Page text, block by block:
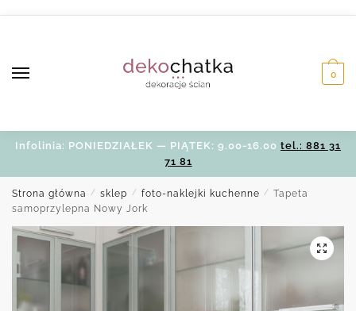
0
Infolinia: PONIEDZIAŁEK — PIĄTEK: 9.00-16.00 tel.: 881 31
71 81
Strona główna / sklep / foto-naklejki kuchenne / Tapeta
samoprzylepna Nowy Jork